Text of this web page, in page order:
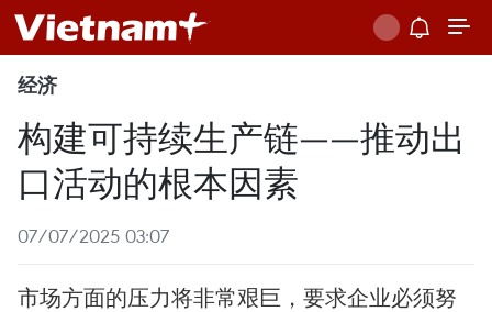
经济
构建可持续生产链——推动出
口活动的根本因素
07/07/2025 03:07
市场方面的压力将非常艰巨，要求企业必须努